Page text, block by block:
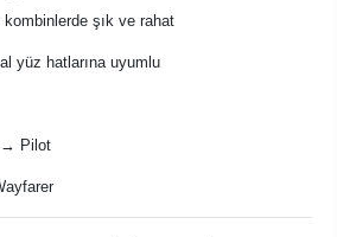
kombinlerde şık ve rahat
yüz hatlarına uyumlu
→ Pilot